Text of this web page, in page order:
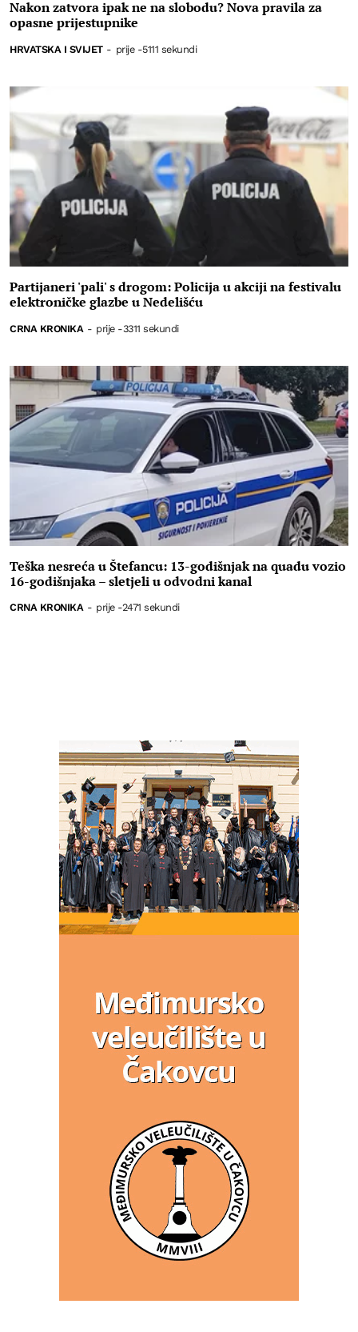
Nakon zatvora ipak ne na slobodu? Nova pravila za
opasne prijestupnike
HRVATSKA I SVIJET - prije -5111 sekundi
Partijaneri 'pali' s drogom: Policija u akciji na festivalu
elektroničke glazbe u Nedelišću
CRNA KRONIKA - prije -3311 sekundi
Teška nesreća u Štefancu: 13-godišnjak na quadu vozio
16-godišnjaka – sletjeli u odvodni kanal
CRNA KRONIKA - prije -2471 sekundi